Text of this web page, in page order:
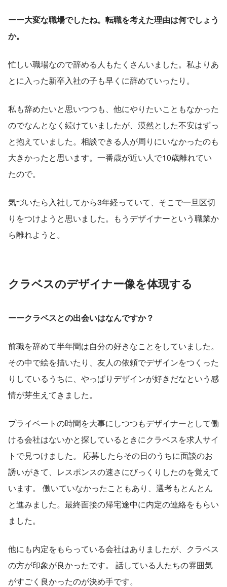
ーー大変な職場でしたね。転職を考えた理由は何でしょう
か。
忙しい職場なので辞める人もたくさんいました。私よりあ
とに入った新卒入社の子も早くに辞めていったり。
私も辞めたいと思いつつも、他にやりたいこともなかった
のでなんとなく続けていましたが、漠然とした不安はずっ
と抱えていました。相談できる人が周りにいなかったのも
大きかったと思います。一番歳が近い人で10歳離れてい
たので。
気づいたら入社してから3年経っていて、そこで一旦区切
りをつけようと思いました。もうデザイナーという職業か
ら離れようと。
クラベスのデザイナー像を体現する
ーークラベスとの出会いはなんですか？
前職を辞めて半年間は自分の好きなことをしていました。
その中で絵を描いたり、友人の依頼でデザインをつくった
りしているうちに、やっぱりデザインが好きだなという感
情が芽生えてきました。
プライベートの時間を大事にしつつもデザイナーとして働
ける会社はないかと探しているときにクラベスを求人サイ
トで見つけました。 応募したらその日のうちに面談のお
誘いがきて、レスポンスの速さにびっくりしたのを覚えて
います。 働いていなかったこともあり、選考もとんとん
と進みました。最終面接の帰宅途中に内定の連絡をもらい
ました。
他にも内定をもらっている会社はありましたが、クラベス
の方が印象が良かったです。 話している人たちの雰囲気
がすごく良かったのが決め手です。